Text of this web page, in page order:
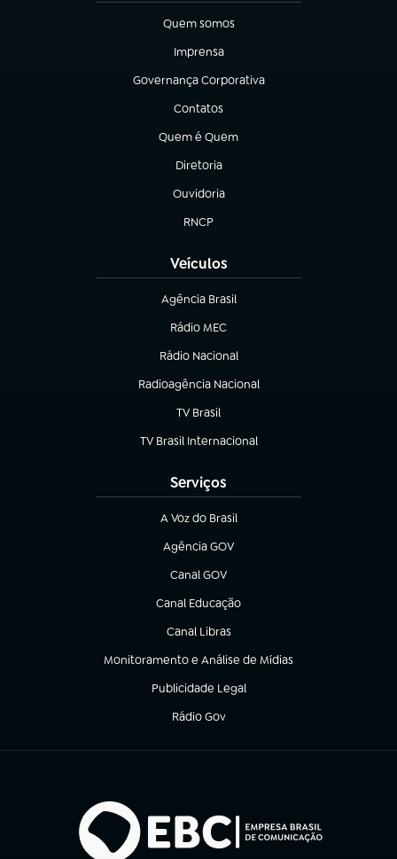
Quem somos
(abre em nova aba)
Imprensa
(abre em nova aba)
Governança Corporativa
(abre em nova aba)
Contatos
(abre em nova aba)
Quem é Quem
(abre em nova aba)
Diretoria
(abre em nova aba)
Ouvidoria
(abre em nova aba)
RNCP
(abre em nova aba)
Veículos
Agência Brasil
(abre em nova aba)
Rádio MEC
Rádio Nacional
(abre em nova aba)
Radioagência Nacional
(abre em nova aba)
TV Brasil
(abre em nova aba)
TV Brasil Internacional
(abre em nova aba)
Serviços
A Voz do Brasil
(abre em nova aba)
Agência GOV
(abre em nova aba)
Canal GOV
(abre em nova aba)
Canal Educação
(abre em nova aba)
Canal Libras
(abre em nova aba)
Monitoramento e Análise de Mídias
(abre em nova aba)
Publicidade Legal
(abre em nova aba)
Rádio Gov
(abre em nova aba)